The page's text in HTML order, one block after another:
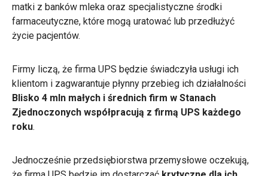
matki z banków mleka oraz specjalistyczne środki
farmaceutyczne, które mogą uratować lub przedłużyć
życie pacjentów.
Firmy liczą, że firma UPS będzie świadczyła usługi ich
klientom i zagwarantuje płynny przebieg ich działalności
Blisko 4 mln małych i średnich firm w Stanach
Zjednoczonych współpracują z firmą UPS każdego
roku.
Jednocześnie przedsiębiorstwa przemysłowe oczekują,